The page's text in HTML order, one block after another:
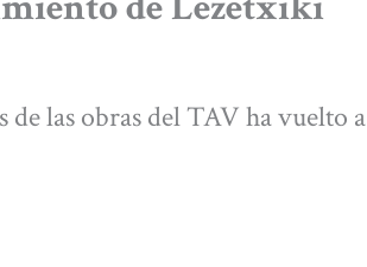
de las obras del TAV ha vuelto a